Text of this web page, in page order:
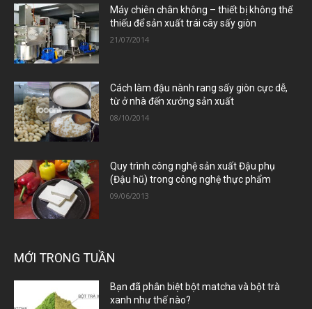
Máy chiên chân không – thiết bị không thể
thiếu để sản xuất trái cây sấy giòn
21/07/2014
Cách làm đậu nành rang sấy giòn cực dễ,
từ ở nhà đến xưởng sản xuất
08/10/2014
Quy trình công nghệ sản xuất Đậu phụ
(Đậu hũ) trong công nghệ thực phẩm
09/06/2013
MỚI TRONG TUẦN
Bạn đã phân biệt bột matcha và bột trà
xanh như thế nào?